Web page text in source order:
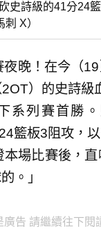
史詩級的41分24
X）
晚！在今（
）的史詩
系列賽首勝
籃板3阻攻，
場比賽後，
。」
廣告 請繼續往下閱